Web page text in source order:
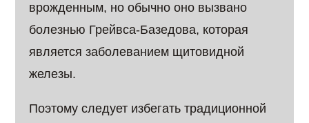
врожденным, но обычно оно вызвано
болезнью Грейвса-Базедова, которая
является заболеванием щитовидной
железы.
Поэтому следует избегать традиционной